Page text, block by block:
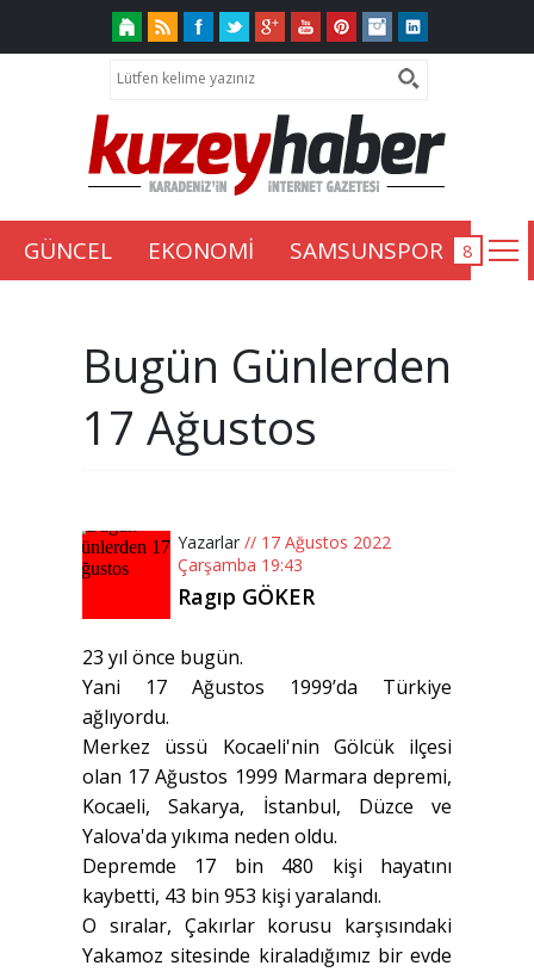
GÜNCEL EKONOMİ SAMSUNSPOR
Bugün Günlerden
17 Ağustos
Yazarlar // 17 Ağustos 2022
Çarşamba 19:43
Ragıp GÖKER
23 yıl önce bugün.
Yani 17 Ağustos 1999’da Türkiye
ağlıyordu.
Merkez üssü Kocaeli'nin Gölcük ilçesi
olan 17 Ağustos 1999 Marmara depremi,
Kocaeli, Sakarya, İstanbul, Düzce ve
Yalova'da yıkıma neden oldu.
Depremde 17 bin 480 kişi hayatını
kaybetti, 43 bin 953 kişi yaralandı.
O sıralar, Çakırlar korusu karşısındaki
Yakamoz sitesinde kiraladığımız bir evde